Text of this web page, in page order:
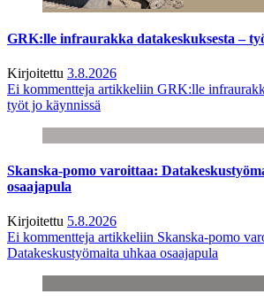
GRK:lle infraurakka datakeskuksesta –
Kirjoitettu 3.8.2026
Ei kommentteja artikkeliin GRK:lle
työt jo käynnissä
Skanska-pomo varoittaa:
osaajapula
Kirjoitettu 5.8.2026
Ei kommentteja artikkeliin Skanska-pomo
Datakeskustyömaita uhkaa osaajapula